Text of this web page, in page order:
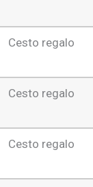
Cesto regalo
Cesto regalo
Cesto regalo